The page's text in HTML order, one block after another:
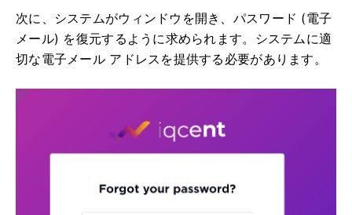
次に、システムがウィンドウを開き、パスワード (電子
メール) を復元するように求められます。
システムに適
切な電子メール アドレスを提供する必要があります。